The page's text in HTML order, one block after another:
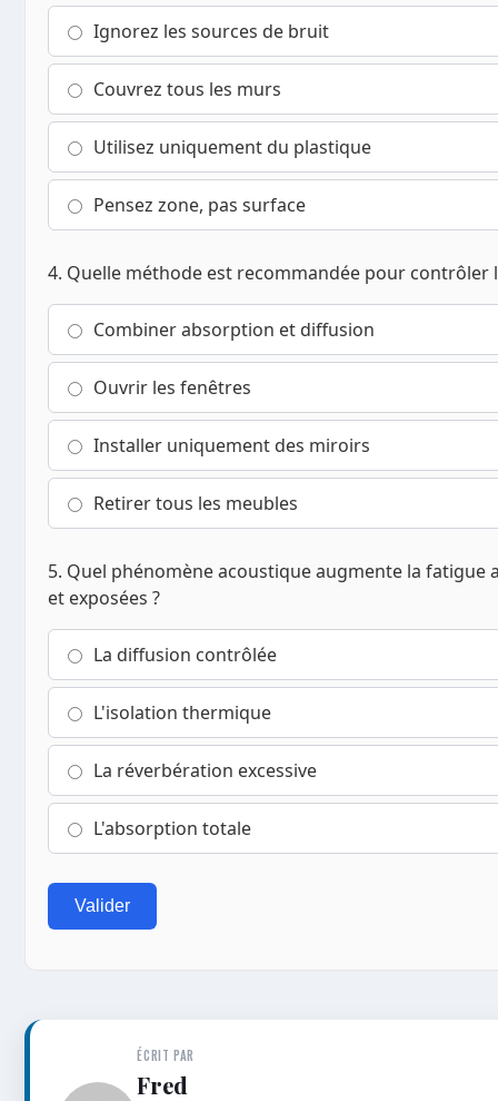
Ignorez les sources de bruit
Couvrez tous les murs
Utilisez uniquement du plastique
Pensez zone, pas surface
4. Quelle méthode est recommandée pour contrôler
Combiner absorption et diffusion
Ouvrir les fenêtres
Installer uniquement des miroirs
Retirer tous les meubles
5. Quel phénomène acoustique augmente la
et exposées ?
La diffusion contrôlée
L'isolation thermique
La réverbération excessive
L'absorption totale
Valider
ÉCRIT PAR
Fred